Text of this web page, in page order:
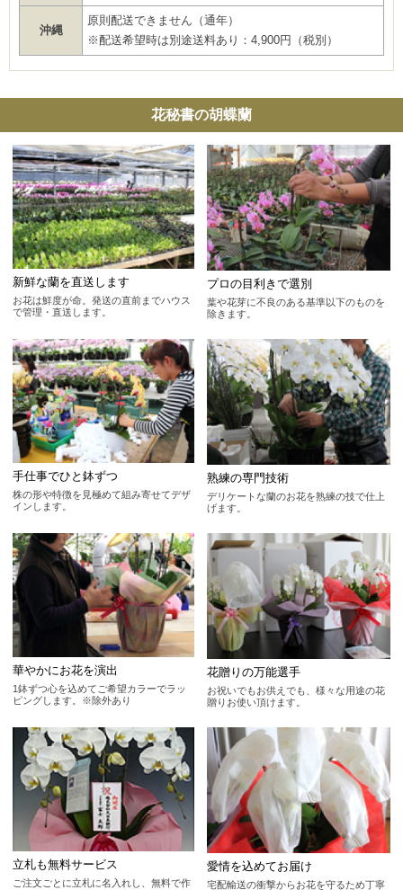
沖縄
原則配送できません（通年）
※配送希望時は別途送料あり：4,900円（税別）
花秘書の胡蝶蘭
新鮮な蘭を直送します
お花は鮮度が命。発送の直前までハウス
で管理・直送します。
プロの目利きで選別
葉や花芽に不良のある基準以下のものを
除きます。
手仕事でひと鉢ずつ
株の形や特徴を見極めて組み寄せてデザ
インします。
熟練の専門技術
デリケートな蘭のお花を熟練の技で仕上
げます。
華やかにお花を演出
1鉢ずつ心を込めてご希望カラーでラッ
ピングします。※除外あり
花贈りの万能選手
お祝いでもお供えでも、様々な用途の花
贈りお使い頂けます。
立札も無料サービス
ご注文ごとに立札に名入れし、無料で作
愛情を込めてお届け
宅配輸送の衝撃からお花を守るため丁寧